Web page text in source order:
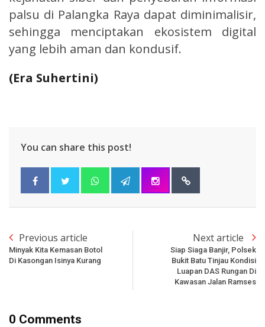
palsu di Palangka Raya dapat diminimalisir,
sehingga menciptakan ekosistem digital
yang lebih aman dan kondusif.
(Era Suhertini)
You can share this post!
Previous article
Minyak Kita Kemasan Botol
Di Kasongan Isinya Kurang
Next article
Siap Siaga Banjir, Polsek
Bukit Batu Tinjau Kondisi
Luapan DAS Rungan Di
Kawasan Jalan Ramses
0 Comments